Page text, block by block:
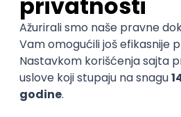
(0ocena)
Ostavi